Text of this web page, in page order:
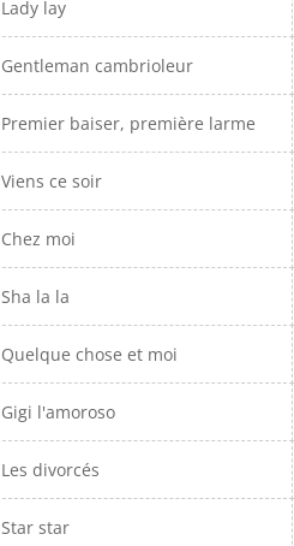
Lady lay
Gentleman cambrioleur
Premier baiser, première larme
Viens ce soir
Chez moi
Sha la la
Quelque chose et moi
Gigi l'amoroso
Les divorcés
Star star